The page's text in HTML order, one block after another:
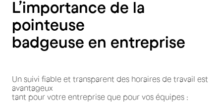
L’importance de la
pointeuse
badgeuse en entreprise
Un suivi fiable et transparent des horaires de travail est
avantageux
tant pour votre entreprise que pour vos équipes :